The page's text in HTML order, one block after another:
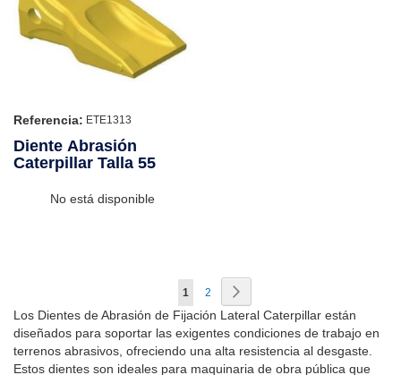
Referencia: ETE1313
Diente Abrasión
Caterpillar Talla 55
No está disponible
Página
Actualmente
estás
página
1 Página
2
Los Dientes de Abrasión de Fijación Lateral Caterpillar están
diseñados para soportar las exigentes condiciones de trabajo en
terrenos abrasivos, ofreciendo una alta resistencia al desgaste.
Estos dientes son ideales para maquinaria de obra pública que